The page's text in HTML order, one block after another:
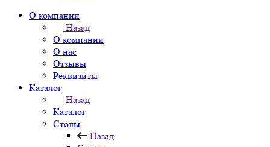
О компании
Назад
О компании
О нас
Отзывы
Реквизиты
Каталог
Назад
Каталог
Столы
Назад